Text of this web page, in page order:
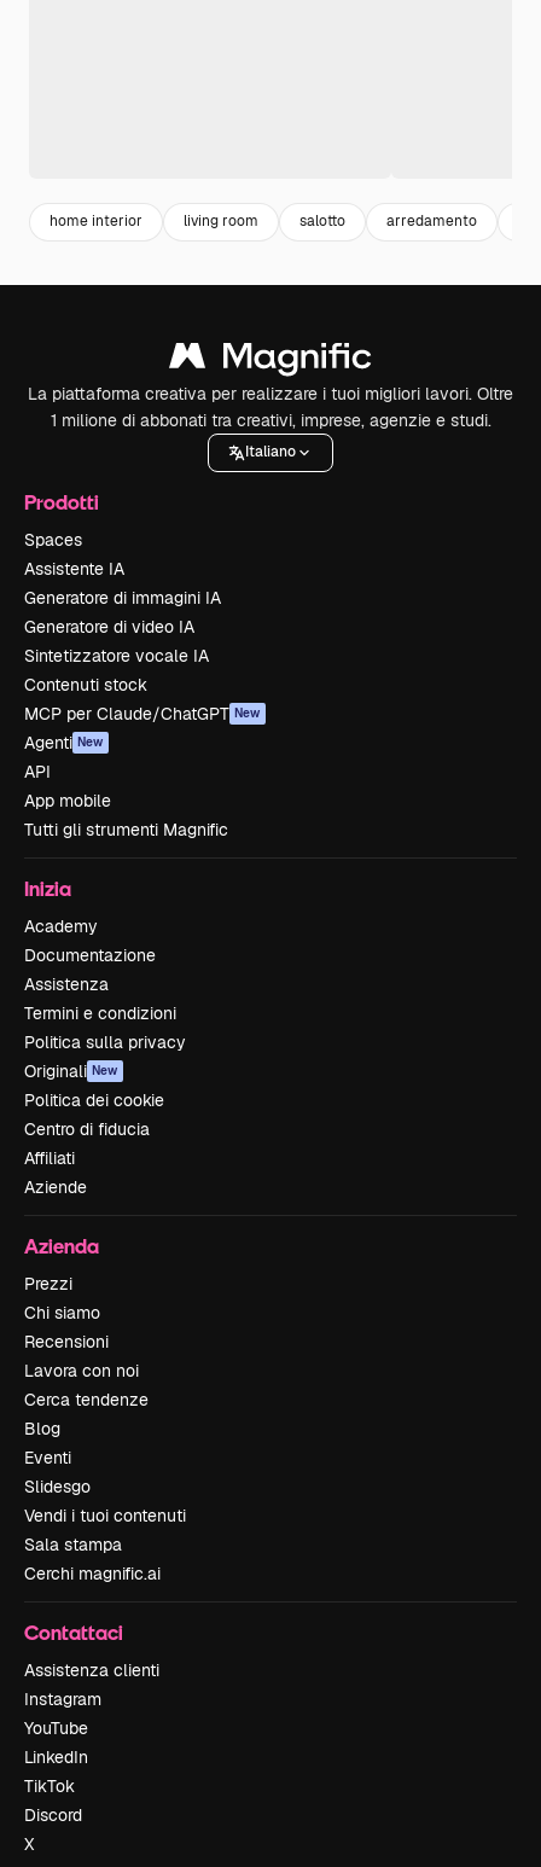
home interior living room salotto arredamento
La piattaforma creativa per realizzare i tuoi migliori lavori. Oltre
1 milione di abbonati tra creativi, imprese, agenzie e studi.
Italiano
Prodotti
Spaces
Assistente IA
Generatore di immagini IA
Generatore di video IA
Sintetizzatore vocale IA
Contenuti stock
MCP per Claude/ChatGPT New
Agenti New
API
App mobile
Tutti gli strumenti Magnific
Inizia
Academy
Documentazione
Assistenza
Termini e condizioni
Politica sulla privacy
Originali New
Politica dei cookie
Centro di fiducia
Affiliati
Aziende
Azienda
Prezzi
Chi siamo
Recensioni
Lavora con noi
Cerca tendenze
Blog
Eventi
Slidesgo
Vendi i tuoi contenuti
Sala stampa
Cerchi magnific.ai
Contattaci
Assistenza clienti
Instagram
YouTube
LinkedIn
TikTok
Discord
X